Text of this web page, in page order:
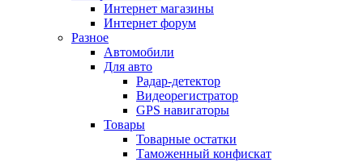
Интернет магазины
Интернет форум
Разное
Автомобили
Для авто
Радар-детектор
Видеорегистратор
GPS навигаторы
Товары
Товарные остатки
Таможенный конфискат